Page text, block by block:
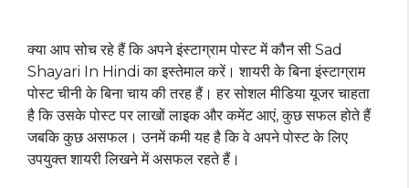
क्या आप सोच रहे हैं कि अपने इंस्टाग्राम पोस्ट में कौन सी Sad
Shayari In Hindi का इस्तेमाल करें। शायरी के बिना इंस्टाग्राम
पोस्ट चीनी के बिना चाय की तरह हैं। हर सोशल मीडिया यूजर चाहता
है कि उसके पोस्ट पर लाखों लाइक और कमेंट आएं, कुछ सफल होते हैं
जबकि कुछ असफल। उनमें कमी यह है कि वे अपने पोस्ट के लिए
उपयुक्त शायरी लिखने में असफल रहते हैं।